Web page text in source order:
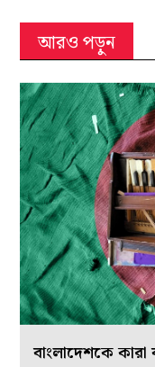
আরও পড়ুন
বাংলাদেশকে কারা